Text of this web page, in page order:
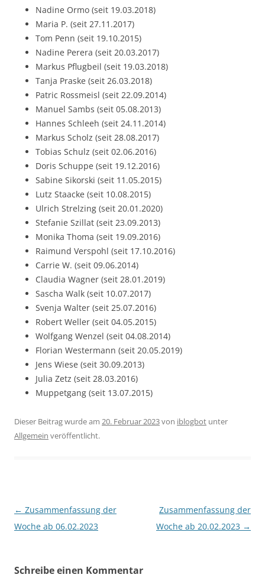
Nadine Ormo (seit 19.03.2018)
Maria P. (seit 27.11.2017)
Tom Penn (seit 19.10.2015)
Nadine Perera (seit 20.03.2017)
Markus Pflugbeil (seit 19.03.2018)
Tanja Praske (seit 26.03.2018)
Patric Rossmeisl (seit 22.09.2014)
Manuel Sambs (seit 05.08.2013)
Hannes Schleeh (seit 24.11.2014)
Markus Scholz (seit 28.08.2017)
Tobias Schulz (seit 02.06.2016)
Doris Schuppe (seit 19.12.2016)
Sabine Sikorski (seit 11.05.2015)
Lutz Staacke (seit 10.08.2015)
Ulrich Strelzing (seit 20.01.2020)
Stefanie Szillat (seit 23.09.2013)
Monika Thoma (seit 19.09.2016)
Raimund Verspohl (seit 17.10.2016)
Carrie W. (seit 09.06.2014)
Claudia Wagner (seit 28.01.2019)
Sascha Walk (seit 10.07.2017)
Svenja Walter (seit 25.07.2016)
Robert Weller (seit 04.05.2015)
Wolfgang Wenzel (seit 04.08.2014)
Florian Westermann (seit 20.05.2019)
Jens Wiese (seit 30.09.2013)
Julia Zetz (seit 28.03.2016)
Muppetgang (seit 13.07.2015)
Dieser Beitrag wurde am 20. Februar 2023von iblogbot unter
Allgemein veröffentlicht.
Beitragsnavigation
← Zusammenfassung der
Woche ab 06.02.2023
Zusammenfassung der
Woche ab 20.02.2023 →
Schreibe einen Kommentar